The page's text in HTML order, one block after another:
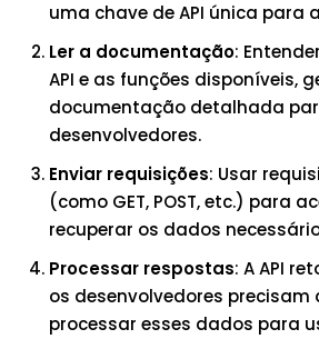
uma chave de API única para
Ler a documentação:
API e as funções disponíveis,
documentação detalhada
desenvolvedores.
Enviar requisições: Usar
(como GET, POST, etc.) para
recuperar os dados
Processar respostas: A API
os desenvolvedores precisam
processar esses dados para